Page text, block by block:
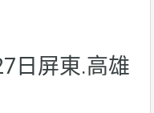
日屏東.高雄